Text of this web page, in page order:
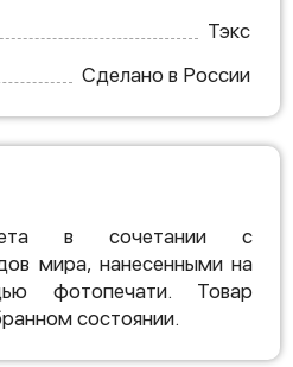
Тэкс
Сделано в России
в сочетании с
мира, нанесенными на
фотопечати. Товар
состоянии.